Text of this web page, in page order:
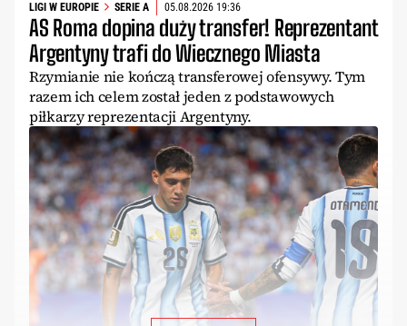
LIGI W EUROPIE SERIE A 05.08.2026 19:36
AS Roma dopina duży transfer! Reprezentant
Argentyny trafi do Wiecznego Miasta
Rzymianie nie kończą transferowej ofensywy. Tym
razem ich celem został jeden z podstawowych
piłkarzy reprezentacji Argentyny.